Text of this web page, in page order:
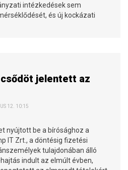
intézkedések sem
és új kockázati
jelentett az
12. 10:15
nyújtott be a bírósághoz a
IT Zrt., a döntésig fizetési
tulajdonában álló
indult az elmúlt évben,